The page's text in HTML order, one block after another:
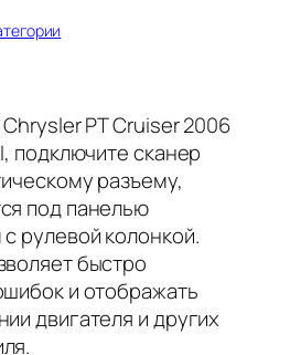
PT Cruiser 2006
подключите сканер
разъему,
под панелью
рулевой колонкой.
быстро
и отображать
двигателя и других